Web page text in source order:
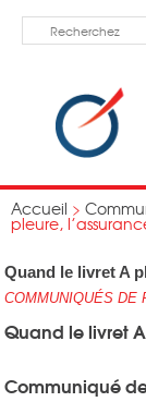
Accueil >
pleure,
Quand le livret A
COMMUNIQUÉS DE
Quand le livret
Communiqué